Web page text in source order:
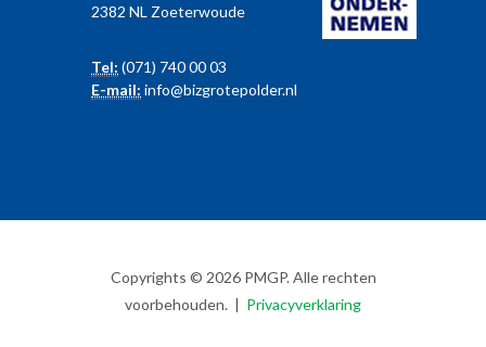
2382 NL Zoeterwoude
Tel: (071) 740 00 03
E-mail: info@bizgrotepolder.nl
Copyrights © 2026 PMGP. Alle rechten
voorbehouden. | Privacyverklaring